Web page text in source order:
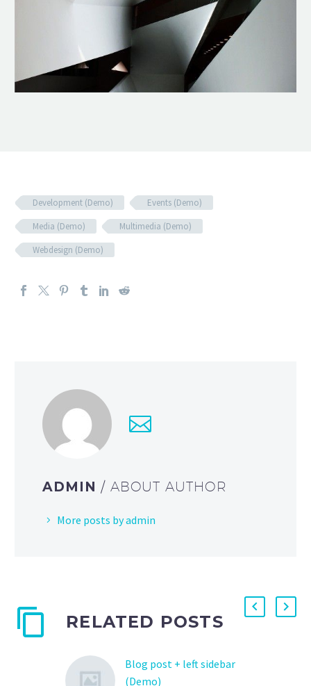
Development (Demo)
Events (Demo)
Media (Demo)
Multimedia (Demo)
Webdesign (Demo)
ADMIN / ABOUT AUTHOR
More posts by admin
RELATED POSTS
Blog post + left sidebar
(Demo)